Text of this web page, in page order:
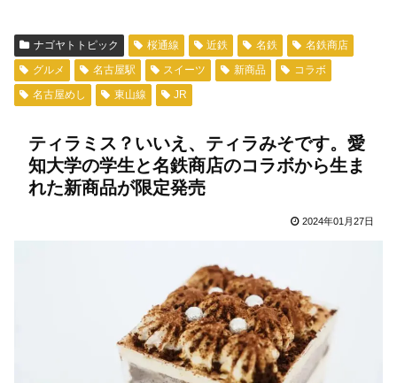
ナゴヤトトピック 桜通線 近鉄 名鉄
名鉄商店
グルメ
名古屋駅 スイーツ 新商品
コラボ
名古屋めし
東山線 JR
ティラミス？いいえ、ティラみそです。愛
知大学の学生と名鉄商店のコラボから生ま
れた新商品が限定発売
2024年01月27日